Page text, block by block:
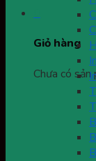
Giỏ hàng
Chưa có